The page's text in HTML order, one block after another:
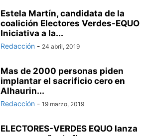
Estela Martín, candidata de la
coalición Electores Verdes-EQUO
Iniciativa a la...
Redacción - 24 abril, 2019
Mas de 2000 personas piden
implantar el sacrificio cero en
Alhaurin...
Redacción - 19 marzo, 2019
ELECTORES-VERDES EQUO lanza